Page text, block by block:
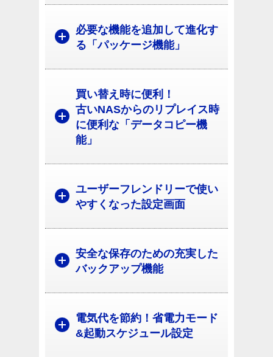
必要な機能を追加して進化す
る「パッケージ機能」
買い替え時に便利！
古いNASからのリプレイス時
に便利な「データコピー機
能」
ユーザーフレンドリーで使い
やすくなった設定画面
安全な保存のための充実した
バックアップ機能
電気代を節約！省電力モード
&起動スケジュール設定